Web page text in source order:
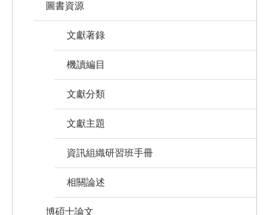
圖書資源
文獻著錄
機讀編目
文獻分類
文獻主題
資訊組織研習班手冊
相關論述
博碩士論文